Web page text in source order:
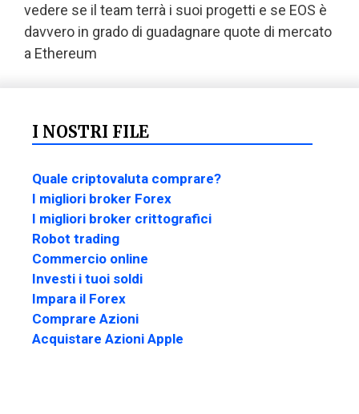
vedere se il team terrà i suoi progetti e se EOS è
davvero in grado di guadagnare quote di mercato
a Ethereum
I NOSTRI FILE
Quale criptovaluta comprare?
I migliori broker Forex
I migliori broker crittografici
Robot trading
Commercio online
Investi i tuoi soldi
Impara il Forex
Comprare Azioni
Acquistare Azioni Apple